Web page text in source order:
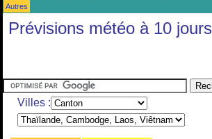
Autres
Prévisions météo à 10 jours
Villes :